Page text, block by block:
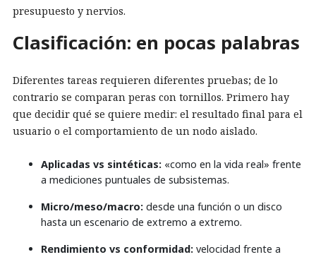
presupuesto y nervios.
Clasificación: en pocas palabras
Diferentes tareas requieren diferentes pruebas; de lo
contrario se comparan peras con tornillos. Primero hay
que decidir qué se quiere medir: el resultado final para el
usuario o el comportamiento de un nodo aislado.
Aplicadas vs sintéticas: «como en la vida real» frente
a mediciones puntuales de subsistemas.
Micro/meso/macro: desde una función o un disco
hasta un escenario de extremo a extremo.
Rendimiento vs conformidad: velocidad frente a